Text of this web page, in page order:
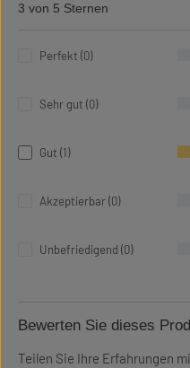
Durchschnittliche Bewertung
3 von 5 Sternen
Perfekt (0)
Sehr gut (0)
Gut (1)
Akzeptierbar (0)
Unbefriedigend (0)
Bewerten Sie dieses
Teilen Sie Ihre Erfahrungen